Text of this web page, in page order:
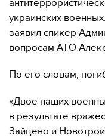
украинских
заявил спикер
вопросам АТО
По его словам,
«Двое наших
в результате
Зайцево и